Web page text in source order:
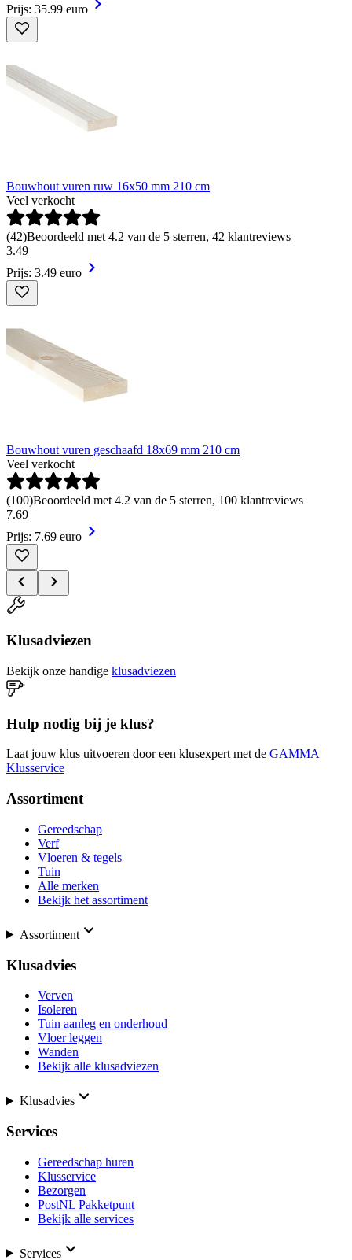
Prijs: 35.99 euro
Bouwhout vuren ruw 16x50 mm 210 cm
Veel verkocht
(42)Beoordeeld met 4.2 van de 5 sterren, 42 klantreviews
3.49
Prijs: 3.49 euro
Bouwhout vuren geschaafd 18x69 mm 210 cm
Veel verkocht
(100)Beoordeeld met 4.2 van de 5 sterren, 100 klantreviews
7.69
Prijs: 7.69 euro
Klusadviezen
Bekijk onze handige klusadviezen
Hulp nodig bij je klus?
Laat jouw klus uitvoeren door een klusexpert met de GAMMA
Klusservice
Assortiment
Gereedschap
Verf
Vloeren & tegels
Tuin
Alle merken
Bekijk het assortiment
Assortiment
Klusadvies
Verven
Isoleren
Tuin aanleg en onderhoud
Vloer leggen
Wanden
Bekijk alle klusadviezen
Klusadvies
Services
Gereedschap huren
Klusservice
Bezorgen
PostNL Pakketpunt
Bekijk alle services
Services